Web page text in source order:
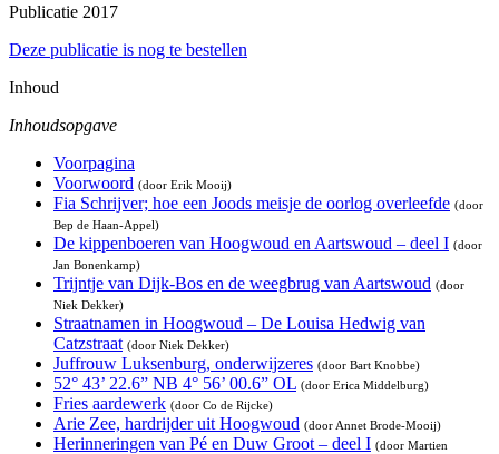
Publicatie 2017
Deze publicatie is nog te bestellen
Inhoud
Inhoudsopgave
Voorpagina
Voorwoord (door Erik Mooij)
Fia Schrijver; hoe een Joods meisje de oorlog overleefde (door
Bep de Haan-Appel)
De kippenboeren van Hoogwoud en Aartswoud – deel I (door
Jan Bonenkamp)
Trijntje van Dijk-Bos en de weegbrug van Aartswoud (door
Niek Dekker)
Straatnamen in Hoogwoud – De Louisa Hedwig van
Catzstraat (door Niek Dekker)
Juffrouw Luksenburg, onderwijzeres (door Bart Knobbe)
52° 43’ 22.6” NB 4° 56’ 00.6” OL (door Erica Middelburg)
Fries aardewerk (door Co de Rijcke)
Arie Zee, hardrijder uit Hoogwoud (door Annet Brode-Mooij)
Herinneringen van Pé en Duw Groot – deel I (door Martien